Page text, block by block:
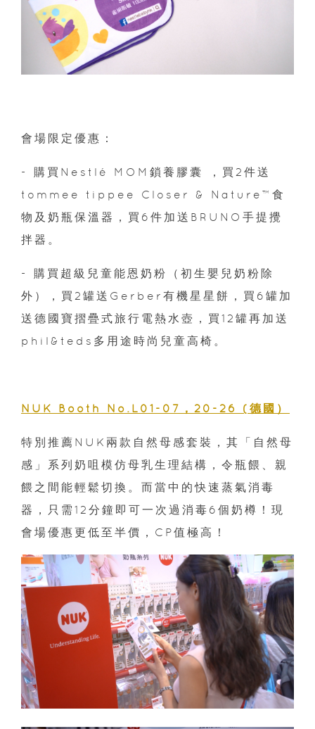
會場限定優惠：
- 購買Nestlé MOM鎖養膠囊 ，買2件送
tommee tippee Closer & Nature™食
物及奶瓶保溫器，買6件加送BRUNO手提攪
拌器。
- 購買超級兒童能恩奶粉（初生嬰兒奶粉除
外），買2罐送Gerber有機星星餅，買6罐加
送德國寶摺疊式旅行電熱水壺，買12罐再加送
phil&teds多用途時尚兒童高椅。
NUK Booth No.L01-07，20-26 (德國）
特別推薦NUK兩款自然母感套裝，其「自然母
感」系列奶咀模仿母乳生理結構，令瓶餵、親
餵之間能輕鬆切換。而當中的快速蒸氣消毒
器，只需12分鐘即可一次過消毒6個奶樽！現
會場優惠更低至半價，CP值極高！